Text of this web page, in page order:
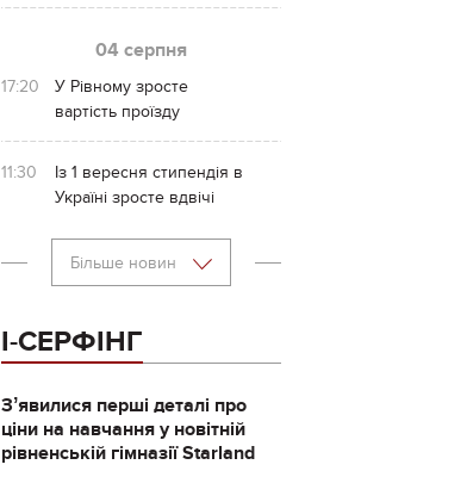
04 серпня
17:20
У Рівному зросте
вартість проїзду
11:30
Із 1 вересня стипендія в
Україні зросте вдвічі
Більше новин
І-СЕРФІНГ
Зʼявилися перші деталі про
ціни на навчання у новітній
рівненській гімназії Starland